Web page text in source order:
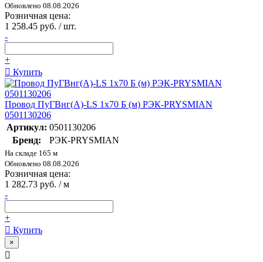
Обновлено 08.08.2026
Розничная цена:
1 258.45 руб. / шт.
-
+
Купить
Провод ПуГВнг(А)-LS 1х70 Б (м) РЭК-PRYSMIAN
0501130206
Артикул: 0501130206
Бренд:
РЭК-PRYSMIAN
На складе 165 м
Обновлено 08.08.2026
Розничная цена:
1 282.73 руб. / м
-
+
Купить
×